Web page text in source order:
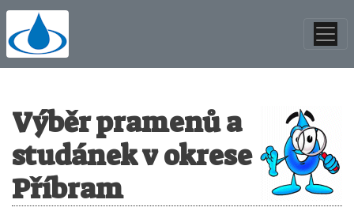
Výběr pramenů a
studánek v okrese
Příbram